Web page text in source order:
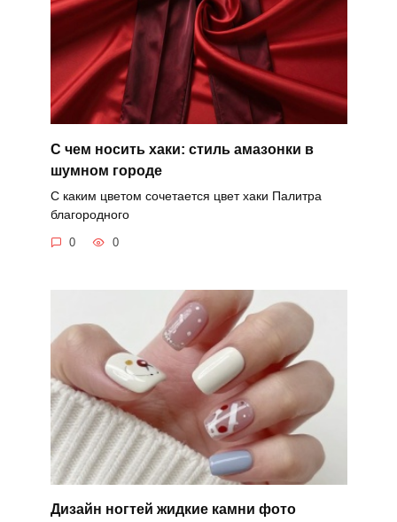
С чем носить хаки: стиль амазонки в
шумном городе
С каким цветом сочетается цвет хаки Палитра
благородного
0 0
Дизайн ногтей жидкие камни фото